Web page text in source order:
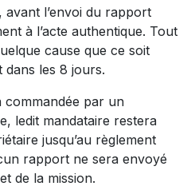
l’envoi du rapport
à l’acte authentique. Tout
cause que ce soit
les 8 jours.
commandée par un
ledit mandataire restera
jusqu’au règlement
rapport ne sera envoyé
de la mission.